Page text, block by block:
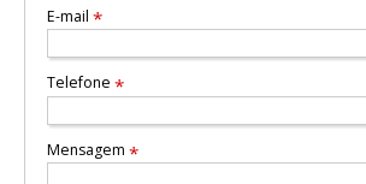
E-mail *
Telefone *
Mensagem *